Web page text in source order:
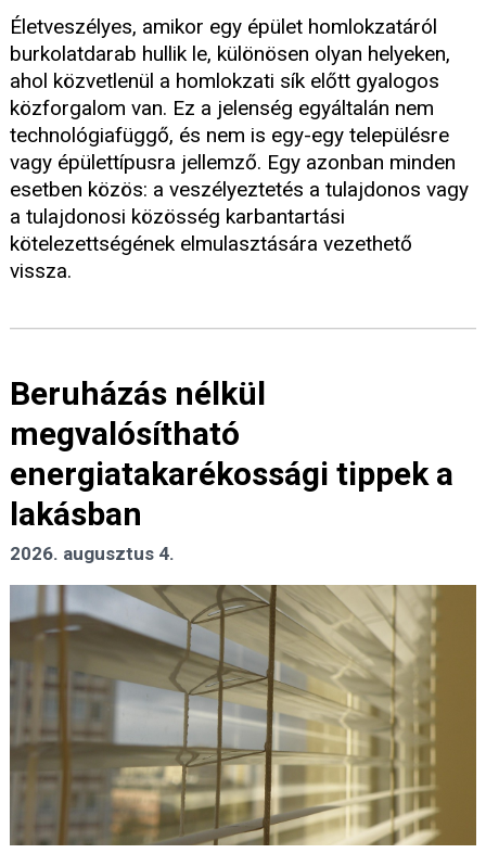
Életveszélyes, amikor egy épület homlokzatáról
burkolatdarab hullik le, különösen olyan helyeken,
ahol közvetlenül a homlokzati sík előtt gyalogos
közforgalom van. Ez a jelenség egyáltalán nem
technológiafüggő, és nem is egy-egy településre
vagy épülettípusra jellemző. Egy azonban minden
esetben közös: a veszélyeztetés a tulajdonos vagy
a tulajdonosi közösség karbantartási
kötelezettségének elmulasztására vezethető
vissza.
Beruházás nélkül
megvalósítható
energiatakarékossági tippek a
lakásban
2026. augusztus 4.